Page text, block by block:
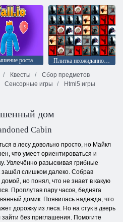
роста
Плитка неожиданностей
Квесты
Сбор предметов
Сенсорные игры
Html5 игры
дом
Cabin
в лесу довольно просто, но Майкл
что умеет ориентироваться и
Увлечённо разыскивая грибные
зашёл слишком далеко. Собрав
но понял, что не знает в какую
Проплутав пару часов, бедняга
домик. Появилась надежда, что
дорожку из леса. Но на стук в дверь
без приглашения. Помогите